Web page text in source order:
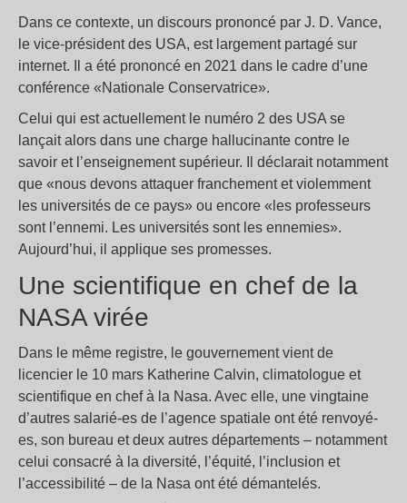
Dans ce contexte, un discours prononcé par J. D. Vance,
le vice-président des USA, est largement partagé sur
internet. Il a été prononcé en 2021 dans le cadre d’une
conférence «Nationale Conservatrice».
Celui qui est actuellement le numéro 2 des USA se
lançait alors dans une charge hallucinante contre le
savoir et l’enseignement supérieur. Il déclarait notamment
que «nous devons attaquer franchement et violemment
les universités de ce pays» ou encore «les professeurs
sont l’ennemi. Les universités sont les ennemies».
Aujourd’hui, il applique ses promesses.
Une scientifique en chef de la
NASA virée
Dans le même registre, le gouvernement vient de
licencier le 10 mars Katherine Calvin, climatologue et
scientifique en chef à la Nasa. Avec elle, une vingtaine
d’autres salarié-es de l’agence spatiale ont été renvoyé-
es, son bureau et deux autres départements – notamment
celui consacré à la diversité, l’équité, l’inclusion et
l’accessibilité – de la Nasa ont été démantelés.